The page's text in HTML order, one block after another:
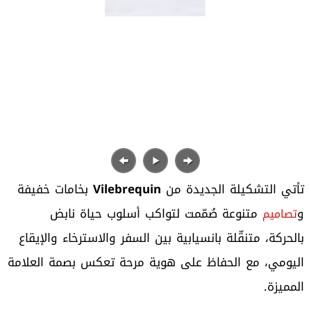
تأتي التشكيلة الجديدة من Vilebrequin بخامات خفيفة
وتصاميم متنوعة صُمّمت لتواكب أسلوب حياة نابض
بالحركة، متنقّلة بانسيابية بين السفر والاسترخاء والإيقاع
اليومي، مع الحفاظ على هوية مرحة تعكس بصمة العلامة
المميزة.